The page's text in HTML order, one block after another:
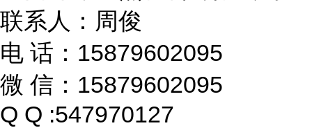
联系人：周俊
电 话：15879602095
微 信：15879602095
Q Q :547970127